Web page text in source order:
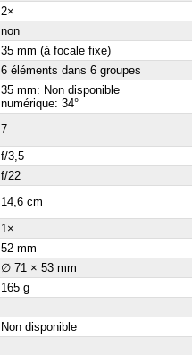
2×
non
35 mm (à focale fixe)
6 éléments dans 6 groupes
35 mm: Non disponible
numérique: 34°
7
f/3,5
f/22
14,6 cm
1×
52 mm
∅ 71 × 53 mm
165 g
Non disponible